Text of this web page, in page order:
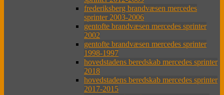
frederiksberg brandvæsen mercedes
sprinter 2003-2006
gentofte brandvæsen mercedes sprinter
2002
gentofte brandvæsen mercedes sprinter
1998-1997
hovedstadens beredskab mercedes sprinter
2018
hovedstadens beredskab mercedes sprinter
2017-2015